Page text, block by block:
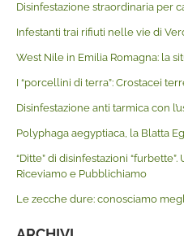
Disinfestazione straordinaria per
Infestanti trai rifiuti nelle vie di
West Nile in Emilia Romagna: la
I “porcellini di terra”: Crostacei
Disinfestazione anti tarmica con
Polyphaga aegyptiaca, la Blatta
“Ditte” di disinfestazioni
Riceviamo e Pubblichiamo
Le zecche dure: conosciamo